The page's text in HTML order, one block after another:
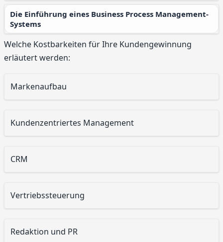
Die Einführung eines Business Process Management-
Systems
Welche Kostbarkeiten für Ihre Kundengewinnung
erläutert werden:
Markenaufbau
Kundenzentriertes Management
CRM
Vertriebssteuerung
Redaktion und PR